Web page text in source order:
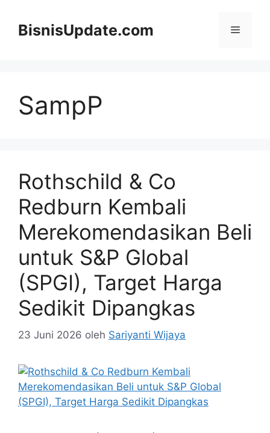
BisnisUpdate.com Menu
SampP
Rothschild & Co
Redburn Kembali
Merekomendasikan Beli
untuk S&P Global
(SPGI), Target Harga
Sedikit Dipangkas
23 Juni 2026 oleh Sariyanti Wijaya